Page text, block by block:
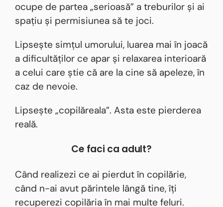
ocupe de partea „serioasă” a treburilor și ai
spațiu și permisiunea să te joci.
Lipsește simțul umorului, luarea mai în joacă
a dificultăților ce apar și relaxarea interioară
a celui care știe că are la cine să apeleze, în
caz de nevoie.
Lipsește „copilăreala”. Asta este pierderea
reală.
Ce faci ca adult?
Când realizezi ce ai pierdut în copilărie,
când n-ai avut părintele lângă tine, îți
recuperezi copilăria în mai multe feluri.